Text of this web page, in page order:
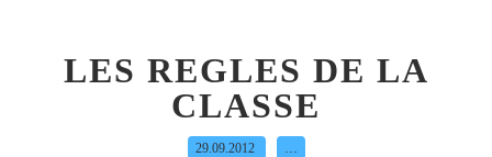
LES REGLES DE LA
CLASSE
29.09.2012 …